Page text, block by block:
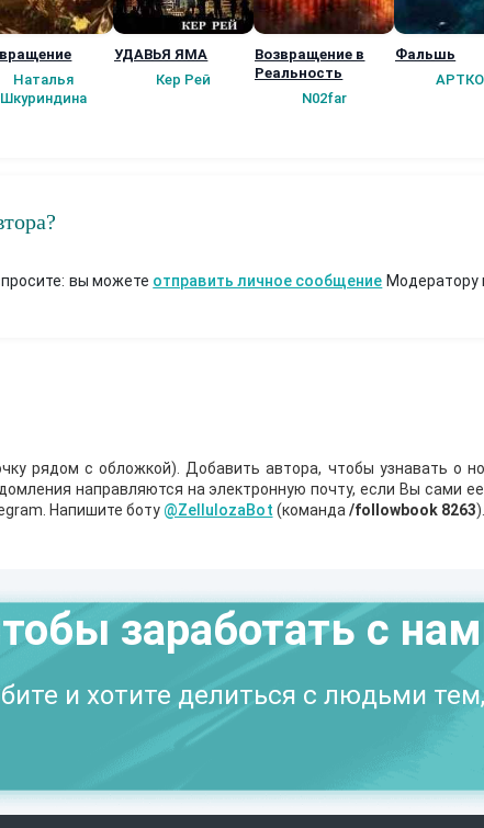
Наталья
Шкуриндина
УДАВЬЯ ЯМА
Кер Рей
Возвращение в
Реальность
N02far
Фальшь
вы можете отправить личное сообщение Модератору
рядом с обложкой). Добавить автора, чтобы узнавать о
направляются на электронную почту, если Вы сами
Напишите боту @ZellulozaBot (команда /followbook 8263).
заработать с
и хотите делиться с людьми